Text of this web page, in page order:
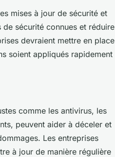
mises à jour de sécurité et
sécurité connues et réduire
devraient mettre en place
soient appliqués rapidement
comme les antivirus, les
peuvent aider à déceler et
Les entreprises
à jour de manière régulière